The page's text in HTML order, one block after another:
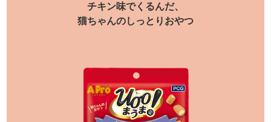
チキン味でくるんだ、
猫ちゃんのしっとりおやつ